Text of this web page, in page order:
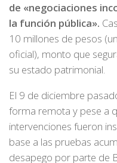
de «negociaciones
la función pública».
10 millones de pesos
oficial), monto que
su estado patrimonial.
El 9 de diciembre
forma remota y pese a
intervenciones fueron
base a las pruebas
desapego por parte de